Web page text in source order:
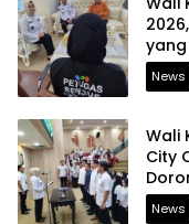
News
Wali
City
News